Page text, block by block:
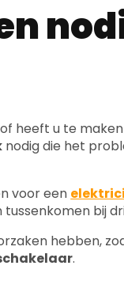
heeft u te
nodig die het
voor een
bij
hebben,
.